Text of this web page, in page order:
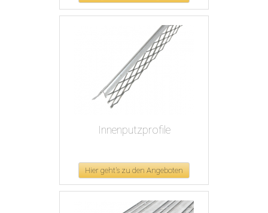
Innenputzprofile
Hier geht's zu den Angeboten